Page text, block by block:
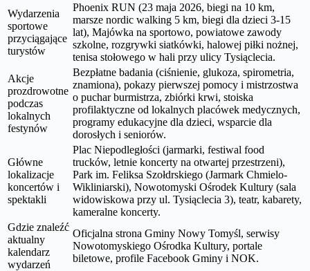
Wydarzenia
sportowe
przyciągające
turystów
Phoenix RUN (23 maja 2026, biegi na 10 km,
marsze nordic walking 5 km, biegi dla dzieci 3-15
lat), Majówka na sportowo, powiatowe zawody
szkolne, rozgrywki siatkówki, halowej piłki nożnej,
tenisa stołowego w hali przy ulicy Tysiąclecia.
Akcje
prozdrowotne
podczas
lokalnych
festynów
Bezpłatne badania (ciśnienie, glukoza, spirometria,
znamiona), pokazy pierwszej pomocy i mistrzostwa
o puchar burmistrza, zbiórki krwi, stoiska
profilaktyczne od lokalnych placówek medycznych,
programy edukacyjne dla dzieci, wsparcie dla
dorosłych i seniorów.
Główne
lokalizacje
koncertów i
spektakli
Plac Niepodległości (jarmarki, festiwal food
trucków, letnie koncerty na otwartej przestrzeni),
Park im. Feliksa Szołdrskiego (Jarmark Chmielo-
Wikliniarski), Nowotomyski Ośrodek Kultury (sala
widowiskowa przy ul. Tysiąclecia 3), teatr, kabarety,
kameralne koncerty.
Gdzie znaleźć
aktualny
kalendarz
wydarzeń
Oficjalna strona Gminy Nowy Tomyśl, serwisy
Nowotomyskiego Ośrodka Kultury, portale
biletowe, profile Facebook Gminy i NOK.